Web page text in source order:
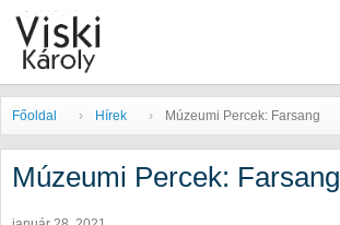
Főoldal Hírek Múzeumi Percek: Farsang
Múzeumi Percek: Farsang